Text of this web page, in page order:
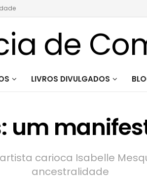
LIVROS DIVULGADOS
um
carioca Isabelle
ancestralidade